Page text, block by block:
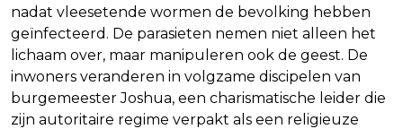
nadat vleesetende wormen de bevolking hebben
geïnfecteerd. De parasieten nemen niet alleen het
lichaam over, maar manipuleren ook de geest. De
inwoners veranderen in volgzame discipelen van
burgemeester Joshua, een charismatische leider die
zijn autoritaire regime verpakt als een religieuze